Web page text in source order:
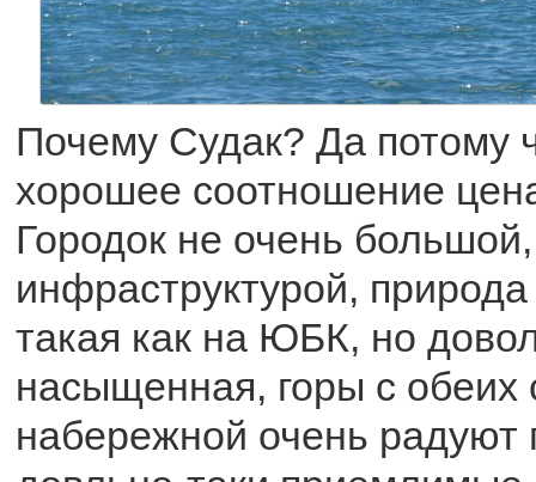
Почему Судак? Да потому
хорошее соотношение
Городок не очень
инфраструктурой,
такая как на ЮБК, но
насыщенная, горы с обеих
набережной очень радуют